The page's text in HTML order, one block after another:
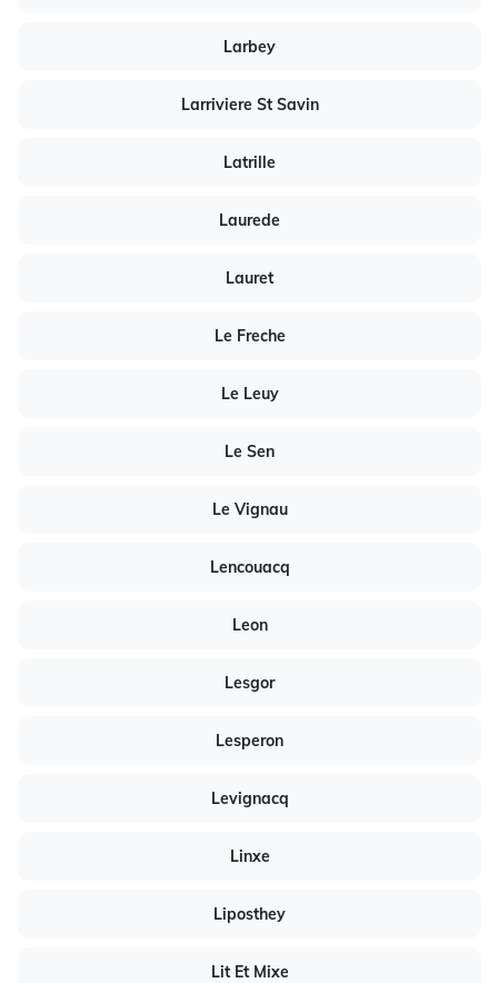
Larbey
Larriviere St Savin
Latrille
Laurede
Lauret
Le Freche
Le Leuy
Le Sen
Le Vignau
Lencouacq
Leon
Lesgor
Lesperon
Levignacq
Linxe
Liposthey
Lit Et Mixe